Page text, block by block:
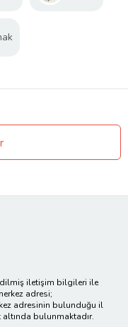
iletişim bilgileri ile
adresi;
adresinin bulunduğu il
bulunmaktadır.